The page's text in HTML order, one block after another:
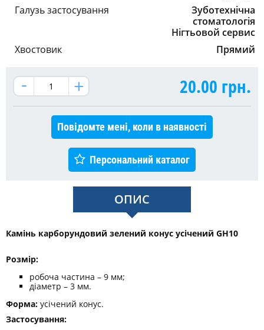
Галузь застосування
Зуботехнічна
стоматологія
Нігтьовой сервис
Хвостовик
Прямий
20.00 грн.
Повідомте мені, коли в наявності
Персональний каталог
ОПИС
Камінь карборундовий зелений конус усічений GH10
Розмір:
робоча частина – 9 мм;
діаметр – 3 мм.
Форма: усічений конус.
Застосування: